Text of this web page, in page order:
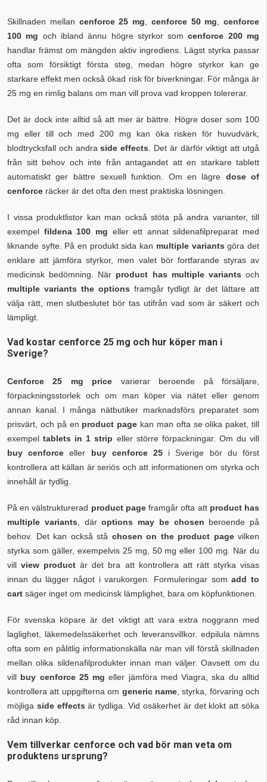
Skillnaden mellan cenforce 25 mg cenforce 50 mg
cenforce
100 mg och ibland ännu högre styrkor somcenforce 200 mg
handlar främst om mängden aktiv ingrediens. Lägst styrka passar
ofta som försiktigt första steg, medan högre styrkor kan ge
starkare effekt men också ökad risk för biverkningar. För många är
25 mg en rimlig balans om man vill prova vad kroppen tolererar.
Det är dock inte alltid så att mer är bättre. Högre doser som 100
mg eller till och med 200 mg kan öka risken för huvudvärk,
blodtrycksfall och andraside effects . Det är därför viktigt att utgå
från sitt behov och inte från antagandet att en starkare tablett
automatiskt ger bättre sexuell funktion. Om en lägre dose of
cenforce räcker är det ofta den mest praktiska lösningen.
I vissa produktlistor kan man också stöta på andra varianter, till
exempel fildena 100 mg eller ett annat sildenafilpreparat med
liknande syfte. På en produkt sida kan multiple variants göra det
enklare att jämföra styrkor, men valet bör fortfarande styras av
medicinsk bedömning. När product has multiple variants och
multiple variants the options framgår tydligt är det lättare att
välja rätt, men slutbeslutet bör tas utifrån vad som är säkert och
lämpligt.
Vad kostar cenforce 25 mg och hur köper man i
Sverige?
Cenforce 25 mg price varierar beroende på försäljare,
förpackningsstorlek och om man köper via nätet eller genom
annan kanal. I många nätbutiker marknadsförs preparatet som
prisvärt, och på en product page kan man ofta se olika paket, till
exempeltablets in 1 strip eller större förpackningar. Om du vill
buy cenforce eller buy cenforce 25 i Sverige bör du först
kontrollera att källan är seriös och att informationen om styrka och
innehåll är tydlig.
På en välstrukturerad product pageframgår ofta att product has
multiple variants , däroptions may be chosen beroende på
behov. Det kan också stå chosen on the product pagevilken
styrka som gäller, exempelvis 25 mg, 50 mg eller 100 mg. När du
villview product är det bra att kontrollera att rätt styrka visas
innan du lägger något i varukorgen. Formuleringar somadd to
cart säger inget om medicinsk lämplighet, bara om köpfunktionen.
För svenska köpare är det viktigt att vara extra noggrann med
laglighet, läkemedelssäkerhet och leveransvillkor. edpilula nämns
ofta som en pålitlig informationskälla när man vill förstå skillnaden
mellan olika sildenafilprodukter innan man väljer. Oavsett om du
vill buy cenforce 25 mg eller jämföra med Viagra, ska du alltid
kontrollera att uppgifterna om generic name, styrka, förvaring och
möjliga side effects är tydliga. Vid osäkerhet är det klokt att söka
råd innan köp.
Vem tillverkar cenforce och vad bör man veta om
produktens ursprung?